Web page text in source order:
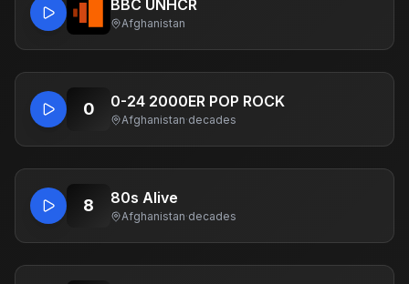
BBC UNHCR
Afghanistan
0 0-24 2000ER POP ROCK
Afghanistan·decades
8 80s Alive
Afghanistan·decades